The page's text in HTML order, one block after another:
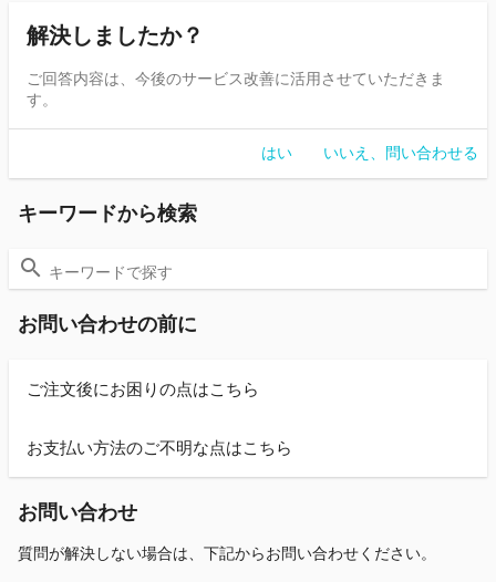
解決しましたか？
ご回答内容は、今後のサービス改善に活用させていただきま
す。
はい いいえ、問い合わせる
キーワードから検索
お問い合わせの前に
ご注文後にお困りの点はこちら
お支払い方法のご不明な点はこちら
お問い合わせ
質問が解決しない場合は、下記からお問い合わせください。